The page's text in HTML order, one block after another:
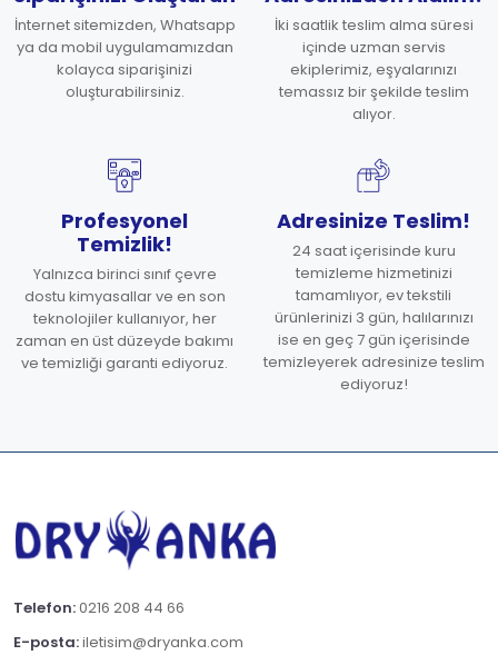
İnternet sitemizden, Whatsapp
ya da mobil uygulamamızdan
kolayca siparişinizi
oluşturabilirsiniz.
İki saatlik teslim alma süresi
içinde uzman servis
ekiplerimiz, eşyalarınızı
temassız bir şekilde teslim
alıyor.
Profesyonel
Temizlik!
Yalnızca birinci sınıf çevre
dostu kimyasallar ve en son
teknolojiler kullanıyor, her
zaman en üst düzeyde bakımı
ve temizliği garanti ediyoruz.
Adresinize Teslim!
24 saat içerisinde kuru
temizleme hizmetinizi
tamamlıyor, ev tekstili
ürünlerinizi 3 gün, halılarınızı
ise en geç 7 gün içerisinde
temizleyerek adresinize teslim
ediyoruz!
Telefon:0216 208 44 66
E-posta:iletisim@dryanka.com